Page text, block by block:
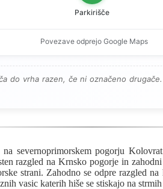
Parkirišče
Povezave odprejo Google Maps
do vrha razen, če ni označeno
severnoprimorskem pogorju
razgled na Krnsko pogorje in
strani. Zahodno se odpre razgled
vasic katerih hiše se stiskajo na strmih